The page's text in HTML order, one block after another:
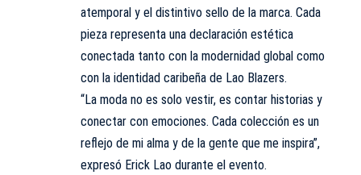
atemporal y el distintivo sello de la marca. Cada
pieza representa una declaración estética
conectada tanto con la modernidad global como
con la identidad caribeña de Lao Blazers.
“La moda no es solo vestir, es contar historias y
conectar con emociones. Cada colección es un
reflejo de mi alma y de la gente que me inspira”,
expresó Erick Lao durante el evento.